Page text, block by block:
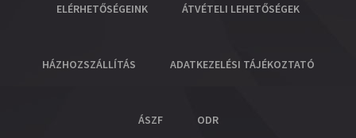
ELÉRHETŐSÉGEINK ÁTVÉTELI LEHETŐSÉGEK
HÁZHOZSZÁLLÍTÁS ADATKEZELÉSI TÁJÉKOZTATÓ
ÁSZF ODR